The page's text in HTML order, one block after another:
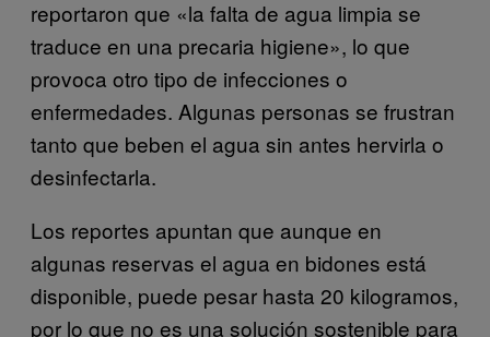
reportaron que «la falta de agua limpia se
traduce en una precaria higiene», lo que
provoca otro tipo de infecciones o
enfermedades. Algunas personas se frustran
tanto que beben el agua sin antes hervirla o
desinfectarla.
Los reportes apuntan que aunque en
algunas reservas el agua en bidones está
disponible, puede pesar hasta 20 kilogramos,
por lo que no es una solución sostenible para